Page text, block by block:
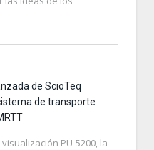
de ScioTeq
de transporte
PU-5200, la